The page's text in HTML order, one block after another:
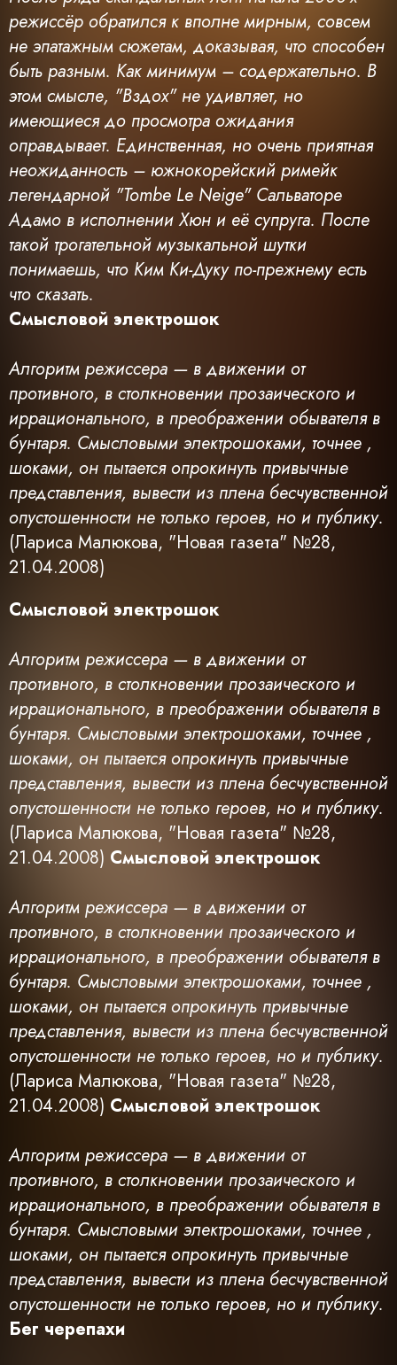
режиссёр обратился к вполне мирным, совсем
не эпатажным сюжетам, доказывая, что способен
быть разным. Как минимум – содержательно. В
этом смысле, "Вздох" не удивляет, но
имеющиеся до просмотра ожидания
оправдывает. Единственная, но очень приятная
неожиданность – южнокорейский римейк
легендарной "Tombe Le Neige" Сальваторе
Адамо в исполнении Хюн и её супруга. После
такой трогательной музыкальной шутки
понимаешь, что Ким Ки-Дуку по-прежнему есть
что сказать.
Смысловой электрошок
Алгоритм режиссера — в движении от
противного, в столкновении прозаического и
иррационального, в преображении обывателя в
бунтаря. Смысловыми электрошоками, точнее ,
шоками, он пытается опрокинуть привычные
представления, вывести из плена бесчувственной
опустошенности не только героев, но и публику.
(Лариса Малюкова, "Новая газета" №28,
21.04.2008)
Смысловой электрошок
Алгоритм режиссера — в движении от
противного, в столкновении прозаического и
иррационального, в преображении обывателя в
бунтаря. Смысловыми электрошоками, точнее ,
шоками, он пытается опрокинуть привычные
представления, вывести из плена бесчувственной
опустошенности не только героев, но и публику.
(Лариса Малюкова, "Новая газета" №28,
21.04.2008) Смысловой электрошок
Алгоритм режиссера — в движении от
противного, в столкновении прозаического и
иррационального, в преображении обывателя в
бунтаря. Смысловыми электрошоками, точнее ,
шоками, он пытается опрокинуть привычные
представления, вывести из плена бесчувственной
опустошенности не только героев, но и публику.
(Лариса Малюкова, "Новая газета" №28,
21.04.2008) Смысловой электрошок
Алгоритм режиссера — в движении от
противного, в столкновении прозаического и
иррационального, в преображении обывателя в
бунтаря. Смысловыми электрошоками, точнее ,
шоками, он пытается опрокинуть привычные
представления, вывести из плена бесчувственной
опустошенности не только героев, но и публику.
Бег черепахи